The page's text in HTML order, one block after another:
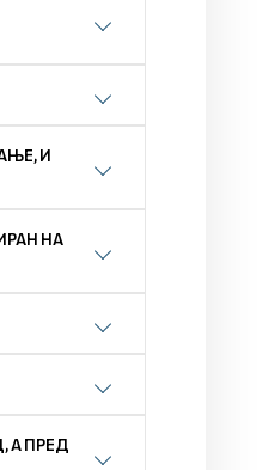
И
НА
А ПРЕД